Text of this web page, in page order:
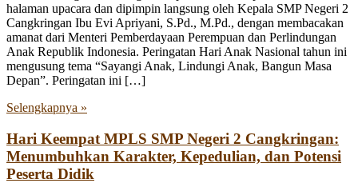
halaman upacara dan dipimpin langsung oleh Kepala SMP Negeri 2
Cangkringan Ibu Evi Apriyani, S.Pd., M.Pd., dengan membacakan
amanat dari Menteri Pemberdayaan Perempuan dan Perlindungan
Anak Republik Indonesia. Peringatan Hari Anak Nasional tahun ini
mengusung tema “Sayangi Anak, Lindungi Anak, Bangun Masa
Depan”. Peringatan ini […]
Selengkapnya »
Hari Keempat MPLS SMP Negeri 2 Cangkringan:
Menumbuhkan Karakter, Kepedulian, dan Potensi
Peserta Didik